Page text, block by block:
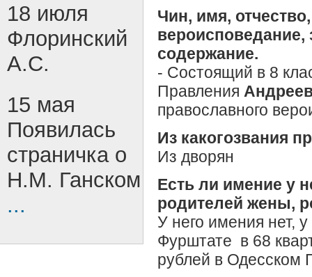
Чин, имя,
вероисповедание,
содержание.
- Состоящий в 8
Правления
православного
Из какогозвания
Из дворян
Есть ли имение у
родителей жены,
У него имения нет,
Фурштате в 68
рублей в Одесском
18 июля
Флоринский
А.С.
15 мая
Появилась
страничка о
Н.М. Ганском
...